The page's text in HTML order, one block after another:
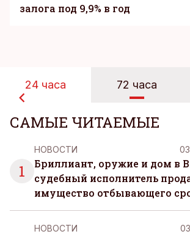
залога под 9,9% в год
24 часа 72 часа
САМЫЕ ЧИТАЕМЫЕ
1
НОВОСТИ
Бриллиант, оружие и дом в
судебный исполнитель
имущество отбывающего
НОВОСТИ